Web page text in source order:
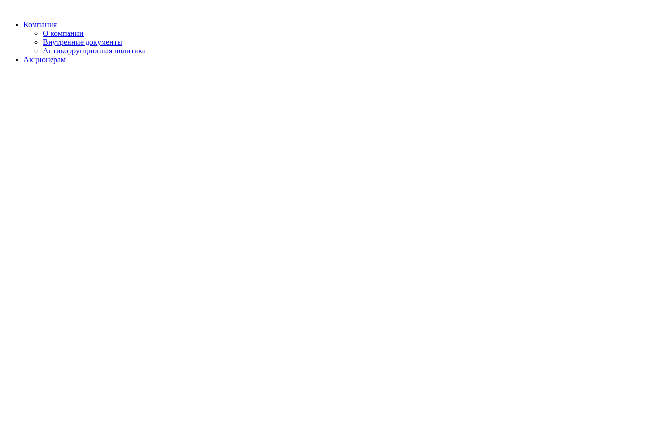
Компания
О компании
Внутренние документы
Антикоррупционная политика
Акционерам